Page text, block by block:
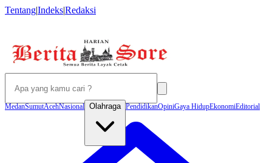
Tentang|Indeks|Redaksi
MedanSumutAcehNasional Olahraga PendidikanOpiniGaya HidupEkonomiEditorial